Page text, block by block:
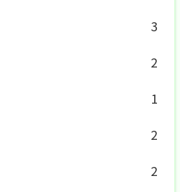
3
2
1
2
2